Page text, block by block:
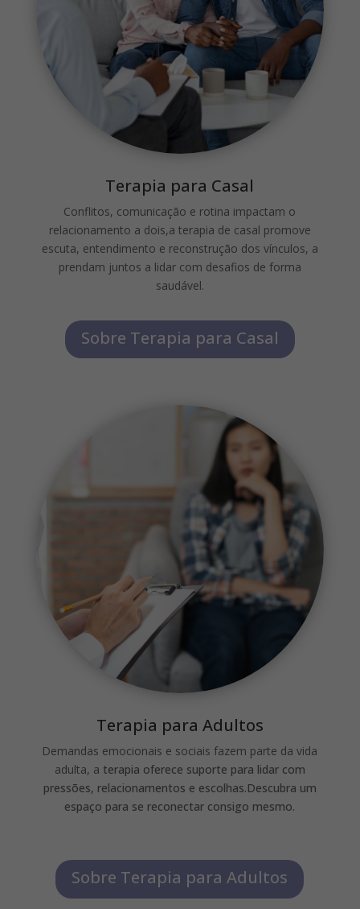
Terapia para Casal
Conflitos, comunicação e rotina impactam o
relacionamento a dois,a terapia de casal promove
escuta, entendimento e reconstrução dos vínculos, a
prendam juntos a lidar com desafios de forma
saudável.
Sobre Terapia para Casal
Terapia para Adultos
Demandas emocionais e sociais fazem parte da vida
adulta, a terapia oferece suporte para lidar com
pressões, relacionamentos e escolhas.Descubra um
espaço para se reconectar consigo mesmo.
Sobre Terapia para Adultos